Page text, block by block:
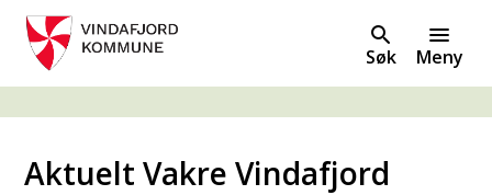
Søk Meny
Du er her:
Aktuelt Vakre Vindafjord